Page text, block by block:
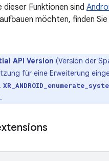
dieser Funktionen sind
möchten, finden
API Version (Version der
für eine Erweiterung